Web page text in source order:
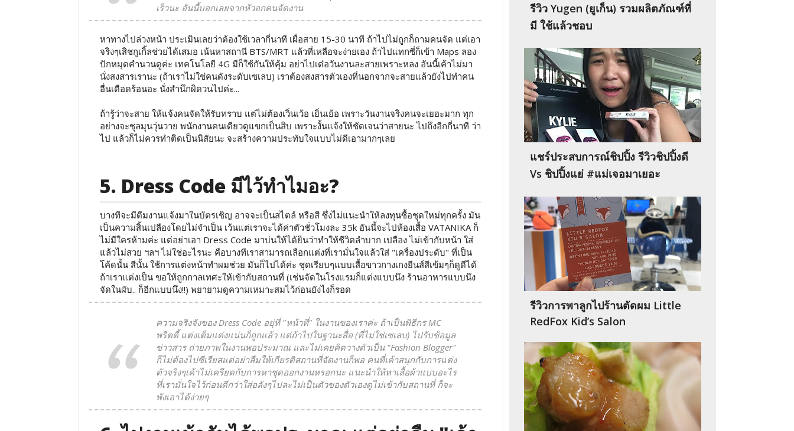
เร็วนะ อันนี้บอกเลยจากหัวอกคนจัดงาน
หาทางไปล่วงหน้า ประเมินเลยว่าต้องใช้เวลากี่นาที เผื่อสาย 15-30 นาที ถ้าไปไม่ถูกก็ถามคนจัด แต่เอา
จริงๆเสิชกูเกิ้ลช่วยได้เสมอ เน้นหาสถานี BTS/MRT แล้วที่เหลือจะง่ายเอง ถ้าไปแทกซี่ก็เข้า Maps ลอง
ปักหมุดคำนวนดูค่ะ เทคโนโลยี 4G มีก็ใช้กันให้คุ้ม อย่าไปเด๋อวันงานละสายเพราะหลง อันนี้เค้าไม่มา
นั่งสงสารเรานะ (ถ้าเราไม่ใช่คนดังระดับเซเลบ) เราต้องสงสารตัวเองที่นอกจากจะสายแล้วยังไปทำคน
อื่นเดือดร้อนอะ นั่งสำนึกผิดวนไปค่ะ...
ถ้ารู้ว่าจะสาย ให้แจ้งคนจัดให้รับทราบ แต่ไม่ต้องเวิ่นเว้อ เยิ่นเย้อ เพราะวันงานจริงคนจะเยอะมาก ทุก
อย่างจะชุลมุนวุ่นวาย พนักงานคนเดียวดูแขกเป็นสิบ เพราะงั้นแจ้งให้ชัดเจนว่าสายนะ ไปถึงอีกกี่นาที ว่า
ไป แล้วก็ไม่ควรทำติดเป็นนิสัยนะ จะสร้างความประทับใจแบบไม่ดีเอามากๆเลย
5. Dress Code มีไว้ทำไมอะ?
บางทีจะมีตีมงานแจ้งมาในบัตรเชิญ อาจจะเป็นสไตล์ หรือสี ซึ่งไม่แนะนำให้ลงทุนซื้อชุดใหม่ทุกครั้ง มัน
เป็นความสิ้นเปลืองโดยไม่จำเป็น เว้นแต่เราจะได้ค่าตัวชั่วโมงละ 35k อันนี้จะไปห้องเสื้อ VATANIKA ก็
ไม่มีใครห้ามค่ะ แต่อย่าเอา Dress Code มาบ่นให้ได้ยินว่าทำให้ชีวิตลำบาก เปลือง ไม่เข้ากับหน้า ใส่
แล้วไม่สวย ฯลฯ ไม่ใช่อะไรนะ คือบางทีเราสามารถเลือกแต่งที่เรามั่นใจแล้วใส่ "เครื่องประดับ" ที่เป็น
โค้ดนั้น สีนั้น ใช้การแต่งหน้าทำผมช่วย มันก็ไปได้ค่ะ ชุดเรียบๆแบบเสื้อขาวกางเกงยีนส์สีเข้มๆก็ดูดีได้
ถ้าเราแต่งเป็น ขอให้ถูกกาลเทศะให้เข้ากับสถานที่ (เช่นจัดในโรงแรมก็แต่งแบบนึง ร้านอาหารแบบนึง
จัดในผับ.. ก็อีกแบบนึง!!) พยายามดูความเหมาะสมไว้ก่อนยังไงก็รอด
ความจริงจังของ Dress Code อยุ่ที่ "หน้าที่" ในงานของเราค่ะ ถ้าเป็นพิธีกร MC
พริตตี้ แต่งเต็มแต่งแน่นก็ถูกแล้ว แต่ถ้าไปในฐานะสื่อ (ที่ไม่ใช่เซเลบ) ไปรับข้อมูล
ข่าวสาร ถ่ายภาพในงานพอประมาณ และไม่เคยคิดวางตัวเป็น "Fashion Blogger"
ก็ไม่ต้องไปซีเรียสแต่อย่าลืมให้เกียรติสถานที่จัดงานก็พอ คนที่เค้าสนุกกับการแต่ง
ตัวจริงๆเค้าไม่เครียดกับการหาชุดออกงานหรอกนะ แนะนำให้หาเสื้อผ้าแบบอะไร
ที่เรามั่นใจไว้ก่อนดีกว่าใส่อลังๆไปละไม่เป็นตัวของตัวเองดูไม่เข้ากับสถานที่ ก็จะ
พังเอาได้ง่ายๆ
รีวิว Yugen (ยูเก็น) รวมผลิตภัณฑ์ที่
มี ใช้แล้วชอบ
แชร์ประสบการณ์ชิปปิ้ง รีวิวชิปปิ้งดี
Vs ชิปปิ้งแย่ #แม่เจอมาเยอะ
รีวิวการพาลูกไปร้านตัดผม Little
RedFox Kid’s Salon